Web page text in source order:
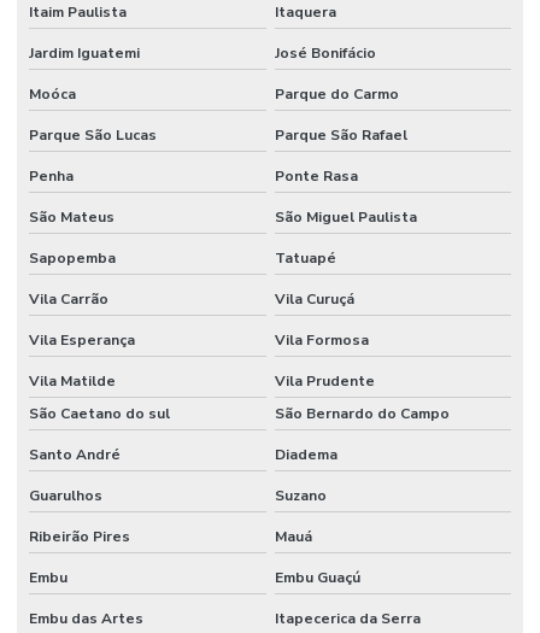
Fornecedor De Etiqueta Nylon Resinado Santa Catarina
Fornecedor De Etiquetas Adesivas Paraná
Fornecedor De Etiquetas Adesivas Sul
Fornecedor De Etiquetas Com Cola Hotmelt
Fornecedor De Etiquetas No Rio Grande Do Sul
Fornecedor De Etiquetas Térmicas Adesivas Em Minas Gerais
Fornecedor De Ribbon Cera No Paraná
Fornecedor Ribbon Cera 110x74 Em Minas Gerais
Fornecedores De Etiquetas Bopp Adesiva No Paraná
Fornecedores De Etiquetas Para Móveis Rs
Fornecedores De Etiquetas Removíveis
Fornecedores De Etiquetas Tag Para Roupas
Itaim Paulista Itaquera
Jardim Iguatemi José Bonifácio
Moóca Parque do Carmo
Parque São Lucas Parque São Rafael
Penha Ponte Rasa
São Mateus São Miguel Paulista
Sapopemba Tatuapé
Vila Carrão Vila Curuçá
Vila Esperança Vila Formosa
Vila Matilde
Vila Prudente
São Caetano do sul
São Bernardo do Campo
Santo André Diadema
Guarulhos Suzano
Ribeirão Pires Mauá
Embu Embu Guaçú
Embu das Artes Itapecerica da Serra